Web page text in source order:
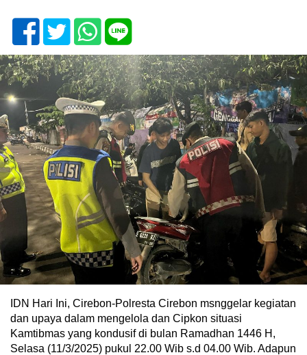
IDN Hari Ini, Cirebon-Polresta Cirebon msnggelar kegiatan
dan upaya dalam mengelola dan Cipkon situasi
Kamtibmas yang kondusif di bulan Ramadhan 1446 H,
Selasa (11/3/2025) pukul 22.00 Wib s.d 04.00 Wib. Adapun